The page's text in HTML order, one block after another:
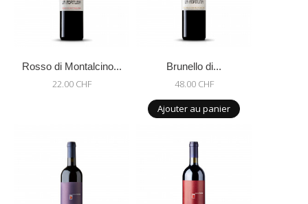
Rosso di Montalcino...
22.00 CHF
Brunello di...
48.00 CHF
Ajouter au panier